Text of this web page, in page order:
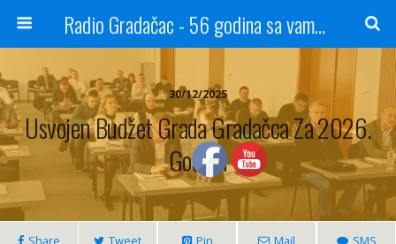
Radio Gradačac - 56 godina sa vama...
30/12/2025
Usvojen Budžet Grada Gradačca Za 2026.
Godinu
Share Tweet Pin Mail SMS